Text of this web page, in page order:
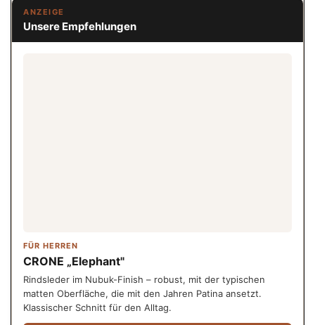
ANZEIGE
Unsere Empfehlungen
FÜR HERREN
CRONE „Elephant"
Rindsleder im Nubuk-Finish – robust, mit der typischen
matten Oberfläche, die mit den Jahren Patina ansetzt.
Klassischer Schnitt für den Alltag.